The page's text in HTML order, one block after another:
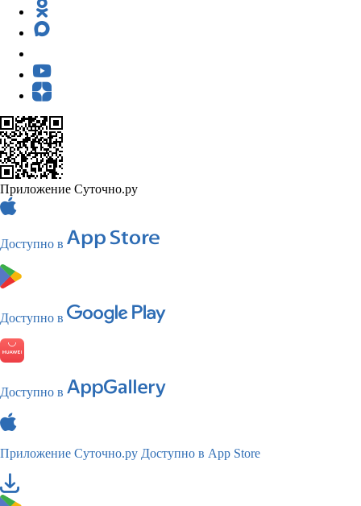
Приложение Суточно.ру
Доступно в
Доступно в
Доступно в
Приложение Суточно.ру Доступно в App Store